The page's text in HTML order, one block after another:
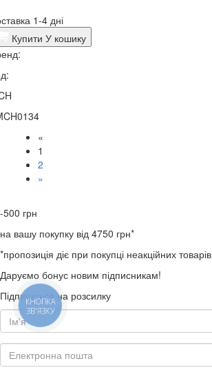
1-4 дні
Купити У кошику
«
1
2
»
-500 грн
на вашу покупку від 4750 грн*
*пропозиція діє при покупці неакційних товарів
Даруємо бонус новим підписникам!
Підпишіться на розсилку
КНОПКА
ЗВ'ЯЗКУ